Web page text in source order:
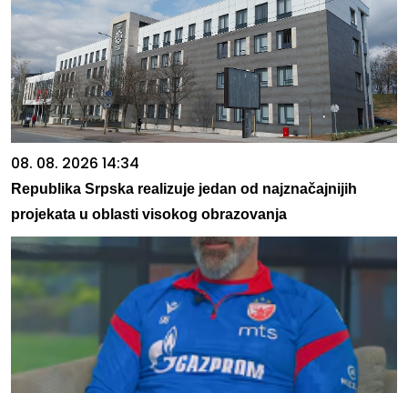
08. 08. 2026 14:34
Republika Srpska realizuje jedan od najznačajnijih
projekata u oblasti visokog obrazovanja